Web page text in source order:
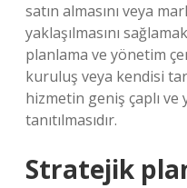
satın almasını veya
yaklaşılmasını
planlama ve yönetim
kuruluş veya kendisi
hizmetin geniş çaplı
tanıtılmasıdır.
Stratejik